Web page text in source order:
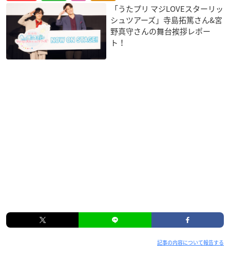
「うたプリ マジLOVEスターリッ
シュツアーズ」寺島拓篤さん&宮
野真守さんの舞台挨拶レポー
ト！
記事の内容について報告する